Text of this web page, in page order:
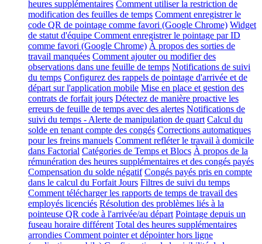
heures supplémentaires Comment utiliser la restriction de
modification des feuilles de temps Comment enregistrer le
code QR de pointage comme favori (Google Chrome) Widget
de statut d'équipe Comment enregistrer le pointage par ID
comme favori (Google Chrome) À propos des sorties de
travail manquées Comment ajouter ou modifier des
observations dans une feuille de temps Notifications de suivi
du temps Configurez des rappels de pointage d'arrivée et de
départ sur l'application mobile Mise en place et gestion des
contrats de forfait jours Détectez de manière proactive les
erreurs de feuille de temps avec des alertes Notifications de
suivi du temps - Alerte de manipulation de quart Calcul du
solde en tenant compte des congés Corrections automatiques
pour les freins manuels Comment refléter le travail à domicile
dans Factorial Catégories de Temps et Blocs À propos de la
rémunération des heures supplémentaires et des congés payés
Compensation du solde négatif Congés payés pris en compte
dans le calcul du Forfait Jours Filtres de suivi du temps
Comment télécharger les rapports de temps de travail des
employés licenciés Résolution des problèmes liés à la
pointeuse QR code à l'arrivée/au départ Pointage depuis un
fuseau horaire différent Total des heures supplémentaires
arrondies Comment pointer et dépointer hors ligne